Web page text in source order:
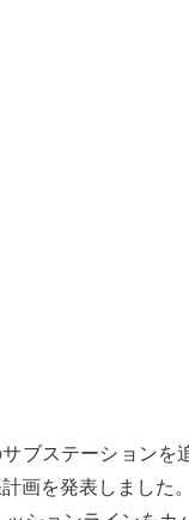
ブステーション
画を発表しました。